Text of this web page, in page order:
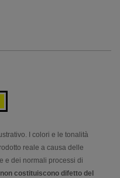
I colori e le tonalità
reale a causa delle
e dei normali processi di
costituiscono difetto del